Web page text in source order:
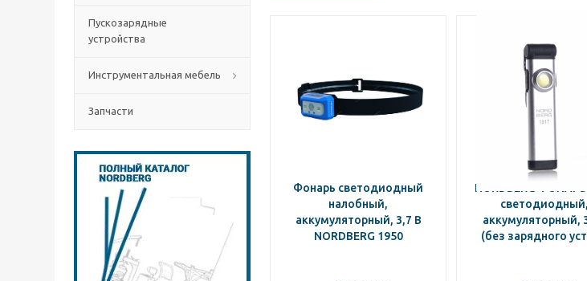
Пускозарядные
устройства
Инструментальная мебель
Запчасти
Фонарь светодиодный
налобный,
аккумуляторный, 3,7 В
NORDBERG 1950
NORDBERG
светодиодный,
аккумуляторный,
(без зарядного